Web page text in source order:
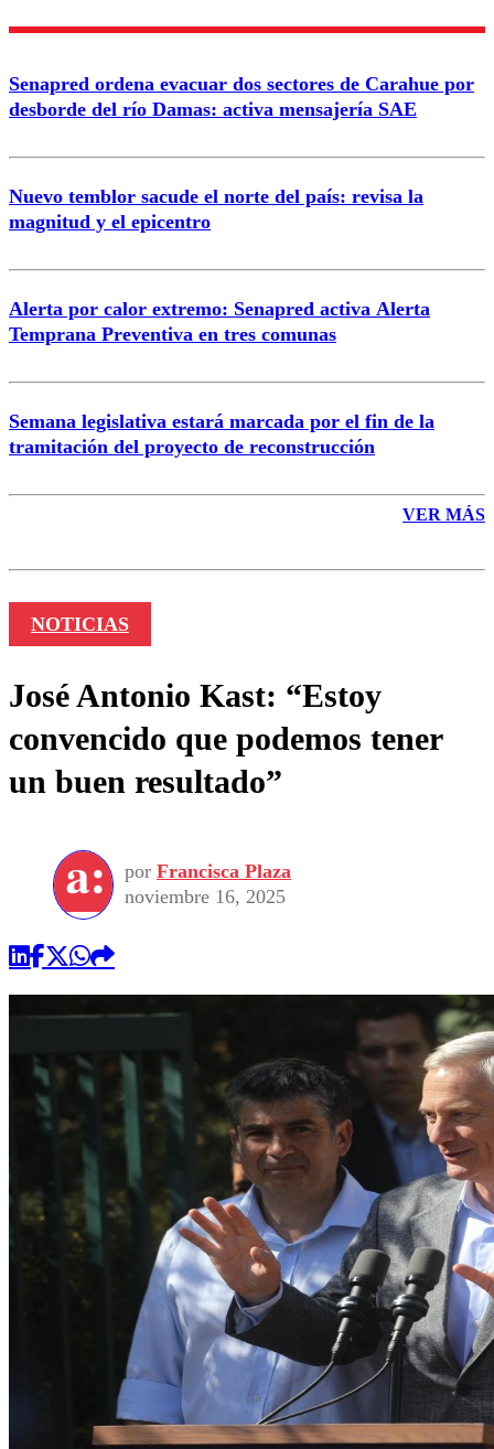
Correo
Senapred ordena evacuar dos sectores de Carahue por
desborde del río Damas: activa mensajería SAE
Nuevo temblor sacude el norte del país: revisa la
magnitud y el epicentro
Alerta por calor extremo: Senapred activa Alerta
Temprana Preventiva en tres comunas
Semana legislativa estará marcada por el fin de la
tramitación del proyecto de reconstrucción
VER MÁS
NOTICIAS
José Antonio Kast: “Estoy
convencido que podemos tener
un buen resultado”
por Francisca Plaza
noviembre 16, 2025